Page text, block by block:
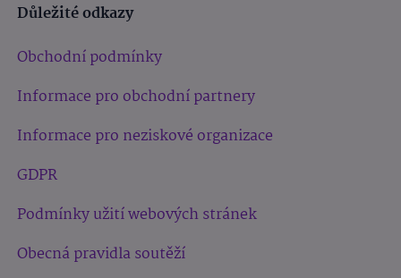
Důležité odkazy
Obchodní podmínky
Informace pro obchodní partnery
Informace pro neziskové organizace
GDPR
Podmínky užití webových stránek
Obecná pravidla soutěží